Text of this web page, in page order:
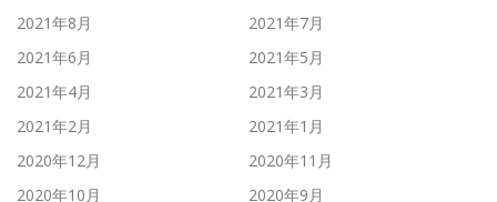
2021年8月
2021年7月
2021年6月
2021年5月
2021年4月
2021年3月
2021年2月
2021年1月
2020年12月
2020年11月
2020年10月
2020年9月